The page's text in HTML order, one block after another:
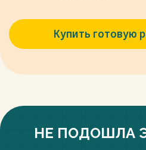
Купить готовую
НЕ ПОДОШЛА